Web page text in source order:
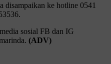
disampaikan ke hotline 0541
sosial FB dan IG
(ADV)